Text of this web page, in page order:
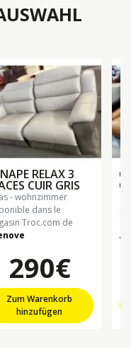
RELAX 3
CUIR GRIS
- wohnzimmer
dans le
Troc.com de
290€
Zum Warenkorb
hinzufügen